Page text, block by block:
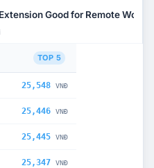
Good for Remote Work?
TOP 5
25,548 VNĐ
25,446 VNĐ
25,445 VNĐ
25,347 VNĐ